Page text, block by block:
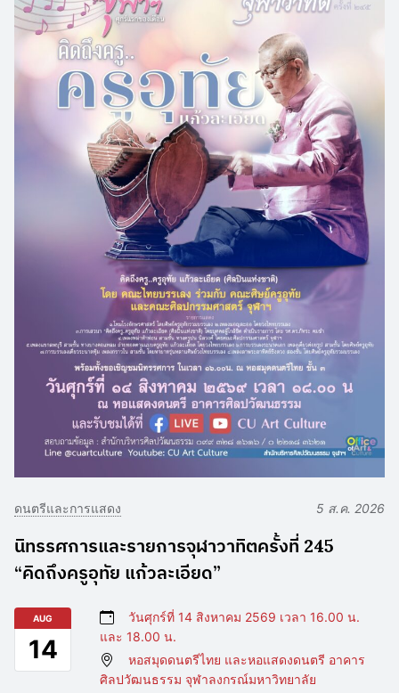
ดนตรีและการแสดง 5 ส.ค. 2026
นิทรรศการและรายการจุฬาวาทิตครั้งที่ 245
“คิดถึงครูอุทัย แก้วละเอียด”
AUG
14
วันศุกร์ที่ 14 สิงหาคม 2569 เวลา 16.00 น.
และ 18.00 น.
หอสมุดดนตรีไทย และหอแสดงดนตรี อาคาร
ศิลปวัฒนธรรม จุฬาลงกรณ์มหาวิทยาลัย